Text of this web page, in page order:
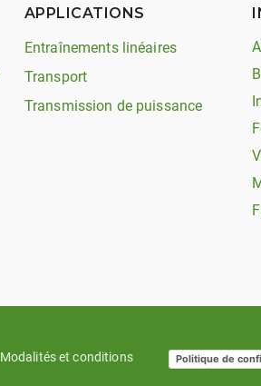
APPLICATIONS
Entraînements linéaires
Transport
Transmission de puissance
Modalités et conditions Politique de